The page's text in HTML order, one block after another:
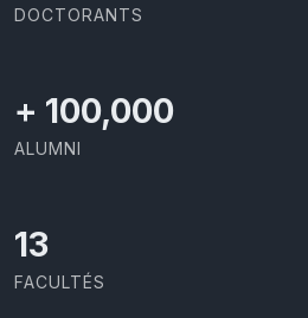
DOCTORANTS
+ 100,000
ALUMNI
13
FACULTÉS